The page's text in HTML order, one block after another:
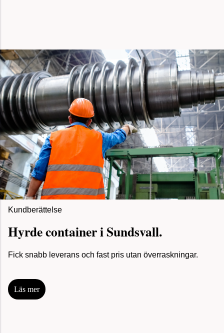
Kundberättelse
Hyrde container i Sundsvall.
Fick snabb leverans och fast pris utan överraskningar.
Läs mer